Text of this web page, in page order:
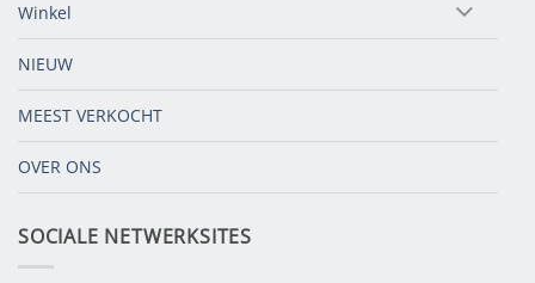
Winkel
NIEUW
MEEST VERKOCHT
OVER ONS
SOCIALE NETWERKSITES